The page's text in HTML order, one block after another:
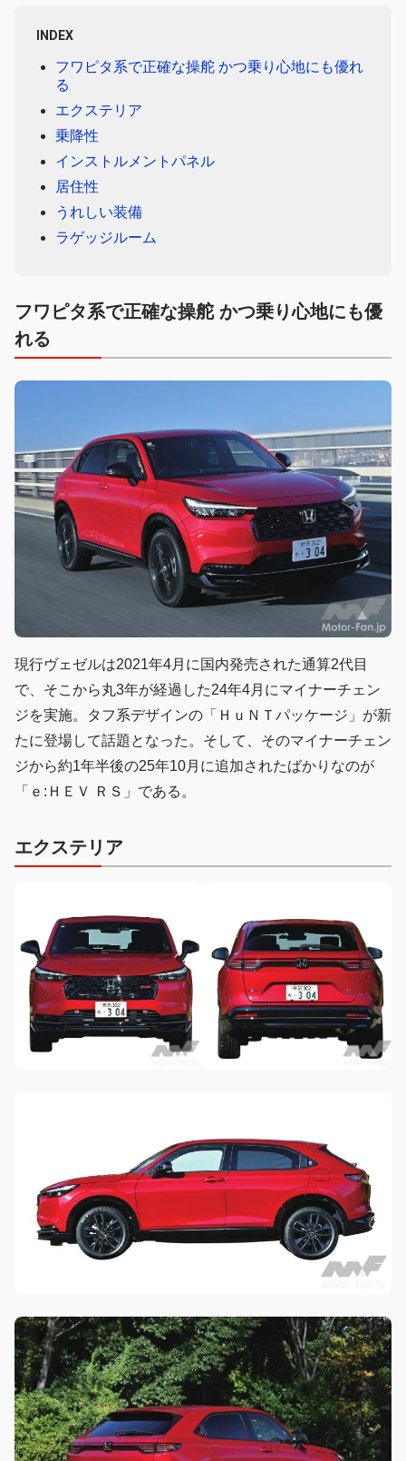
INDEX
フワピタ系で正確な操舵 かつ乗り心地にも優れ
る
エクステリア
乗降性
インストルメントパネル
居住性
うれしい装備
ラゲッジルーム
フワピタ系で正確な操舵 かつ乗り心地にも優
れる
現行ヴェゼルは2021年4月に国内発売された通算2代目
で、そこから丸3年が経過した24年4月にマイナーチェン
ジを実施。タフ系デザインの「ＨｕＮＴパッケージ」が新
たに登場して話題となった。そして、そのマイナーチェン
ジから約1年半後の25年10月に追加されたばかりなのが
「ｅ:ＨＥＶ ＲＳ」である。
エクステリア